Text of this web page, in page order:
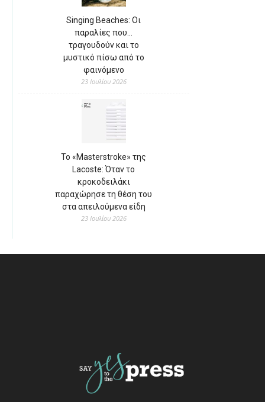
Singing Beaches: Οι
παραλίες που…
τραγουδούν και το
μυστικό πίσω από το
φαινόμενο
23 Ιουλίου 2026
Το «Masterstroke» της
Lacoste: Όταν το
κροκοδειλάκι
παραχώρησε τη θέση του
στα απειλούμενα είδη
23 Ιουλίου 2026